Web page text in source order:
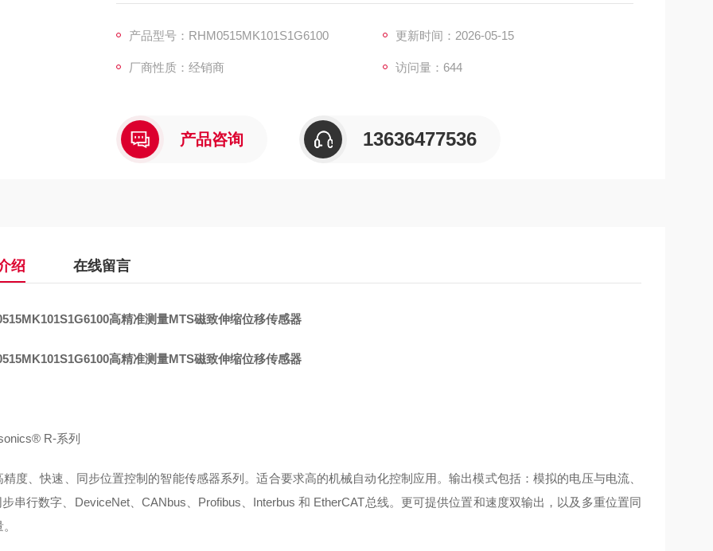
MTS-0526 RHM1030MP051S1B6100 传感器
产品型号：RHM0515MK101S1G6100 更新时间：2026-05-15
厂商性质：经销商 访问量：644
产品咨询 13636477536
绍 在线留言
高精准测量MTS磁致伸缩位移传感器
高精准测量MTS磁致伸缩位移传感器
R-系列
精度、快速、同步位置控制的智能传感器系列。适合要求高的机械自动化控制应用。输出模式包括：模拟的电压与电流、
串行数字、DeviceNet、CANbus、Profibus、Interbus 和 EtherCAT总线。更可提供位置和速度双输出，以及多重位置同